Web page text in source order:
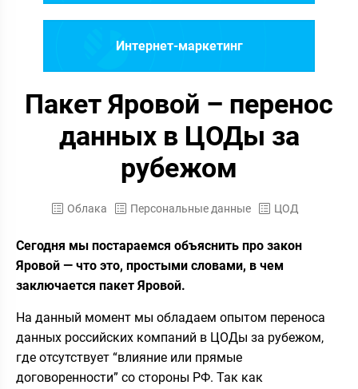
Интернет-маркетинг
Пакет Яровой – перенос
данных в ЦОДы за
рубежом
Облака Персональные данные ЦОД
Сегодня мы постараемся объяснить про закон
Яровой — что это, простыми словами, в чем
заключается пакет Яровой.
На данный момент мы обладаем опытом переноса
данных российских компаний в ЦОДы за рубежом,
где отсутствует “влияние или прямые
договоренности” со стороны РФ. Так как